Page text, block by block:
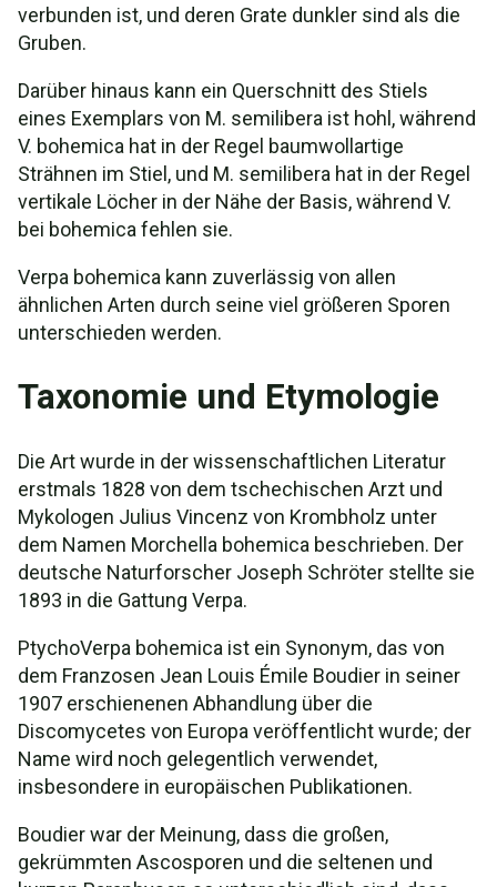
verbunden ist, und deren Grate dunkler sind als die
Gruben.
Darüber hinaus kann ein Querschnitt des Stiels
eines Exemplars von M. semilibera ist hohl, während
V. bohemica hat in der Regel baumwollartige
Strähnen im Stiel, und M. semilibera hat in der Regel
vertikale Löcher in der Nähe der Basis, während V.
bei bohemica fehlen sie.
Verpa bohemica kann zuverlässig von allen
ähnlichen Arten durch seine viel größeren Sporen
unterschieden werden.
Taxonomie und Etymologie
Die Art wurde in der wissenschaftlichen Literatur
erstmals 1828 von dem tschechischen Arzt und
Mykologen Julius Vincenz von Krombholz unter
dem Namen Morchella bohemica beschrieben. Der
deutsche Naturforscher Joseph Schröter stellte sie
1893 in die Gattung Verpa.
PtychoVerpa bohemica ist ein Synonym, das von
dem Franzosen Jean Louis Émile Boudier in seiner
1907 erschienenen Abhandlung über die
Discomycetes von Europa veröffentlicht wurde; der
Name wird noch gelegentlich verwendet,
insbesondere in europäischen Publikationen.
Boudier war der Meinung, dass die großen,
gekrümmten Ascosporen und die seltenen und